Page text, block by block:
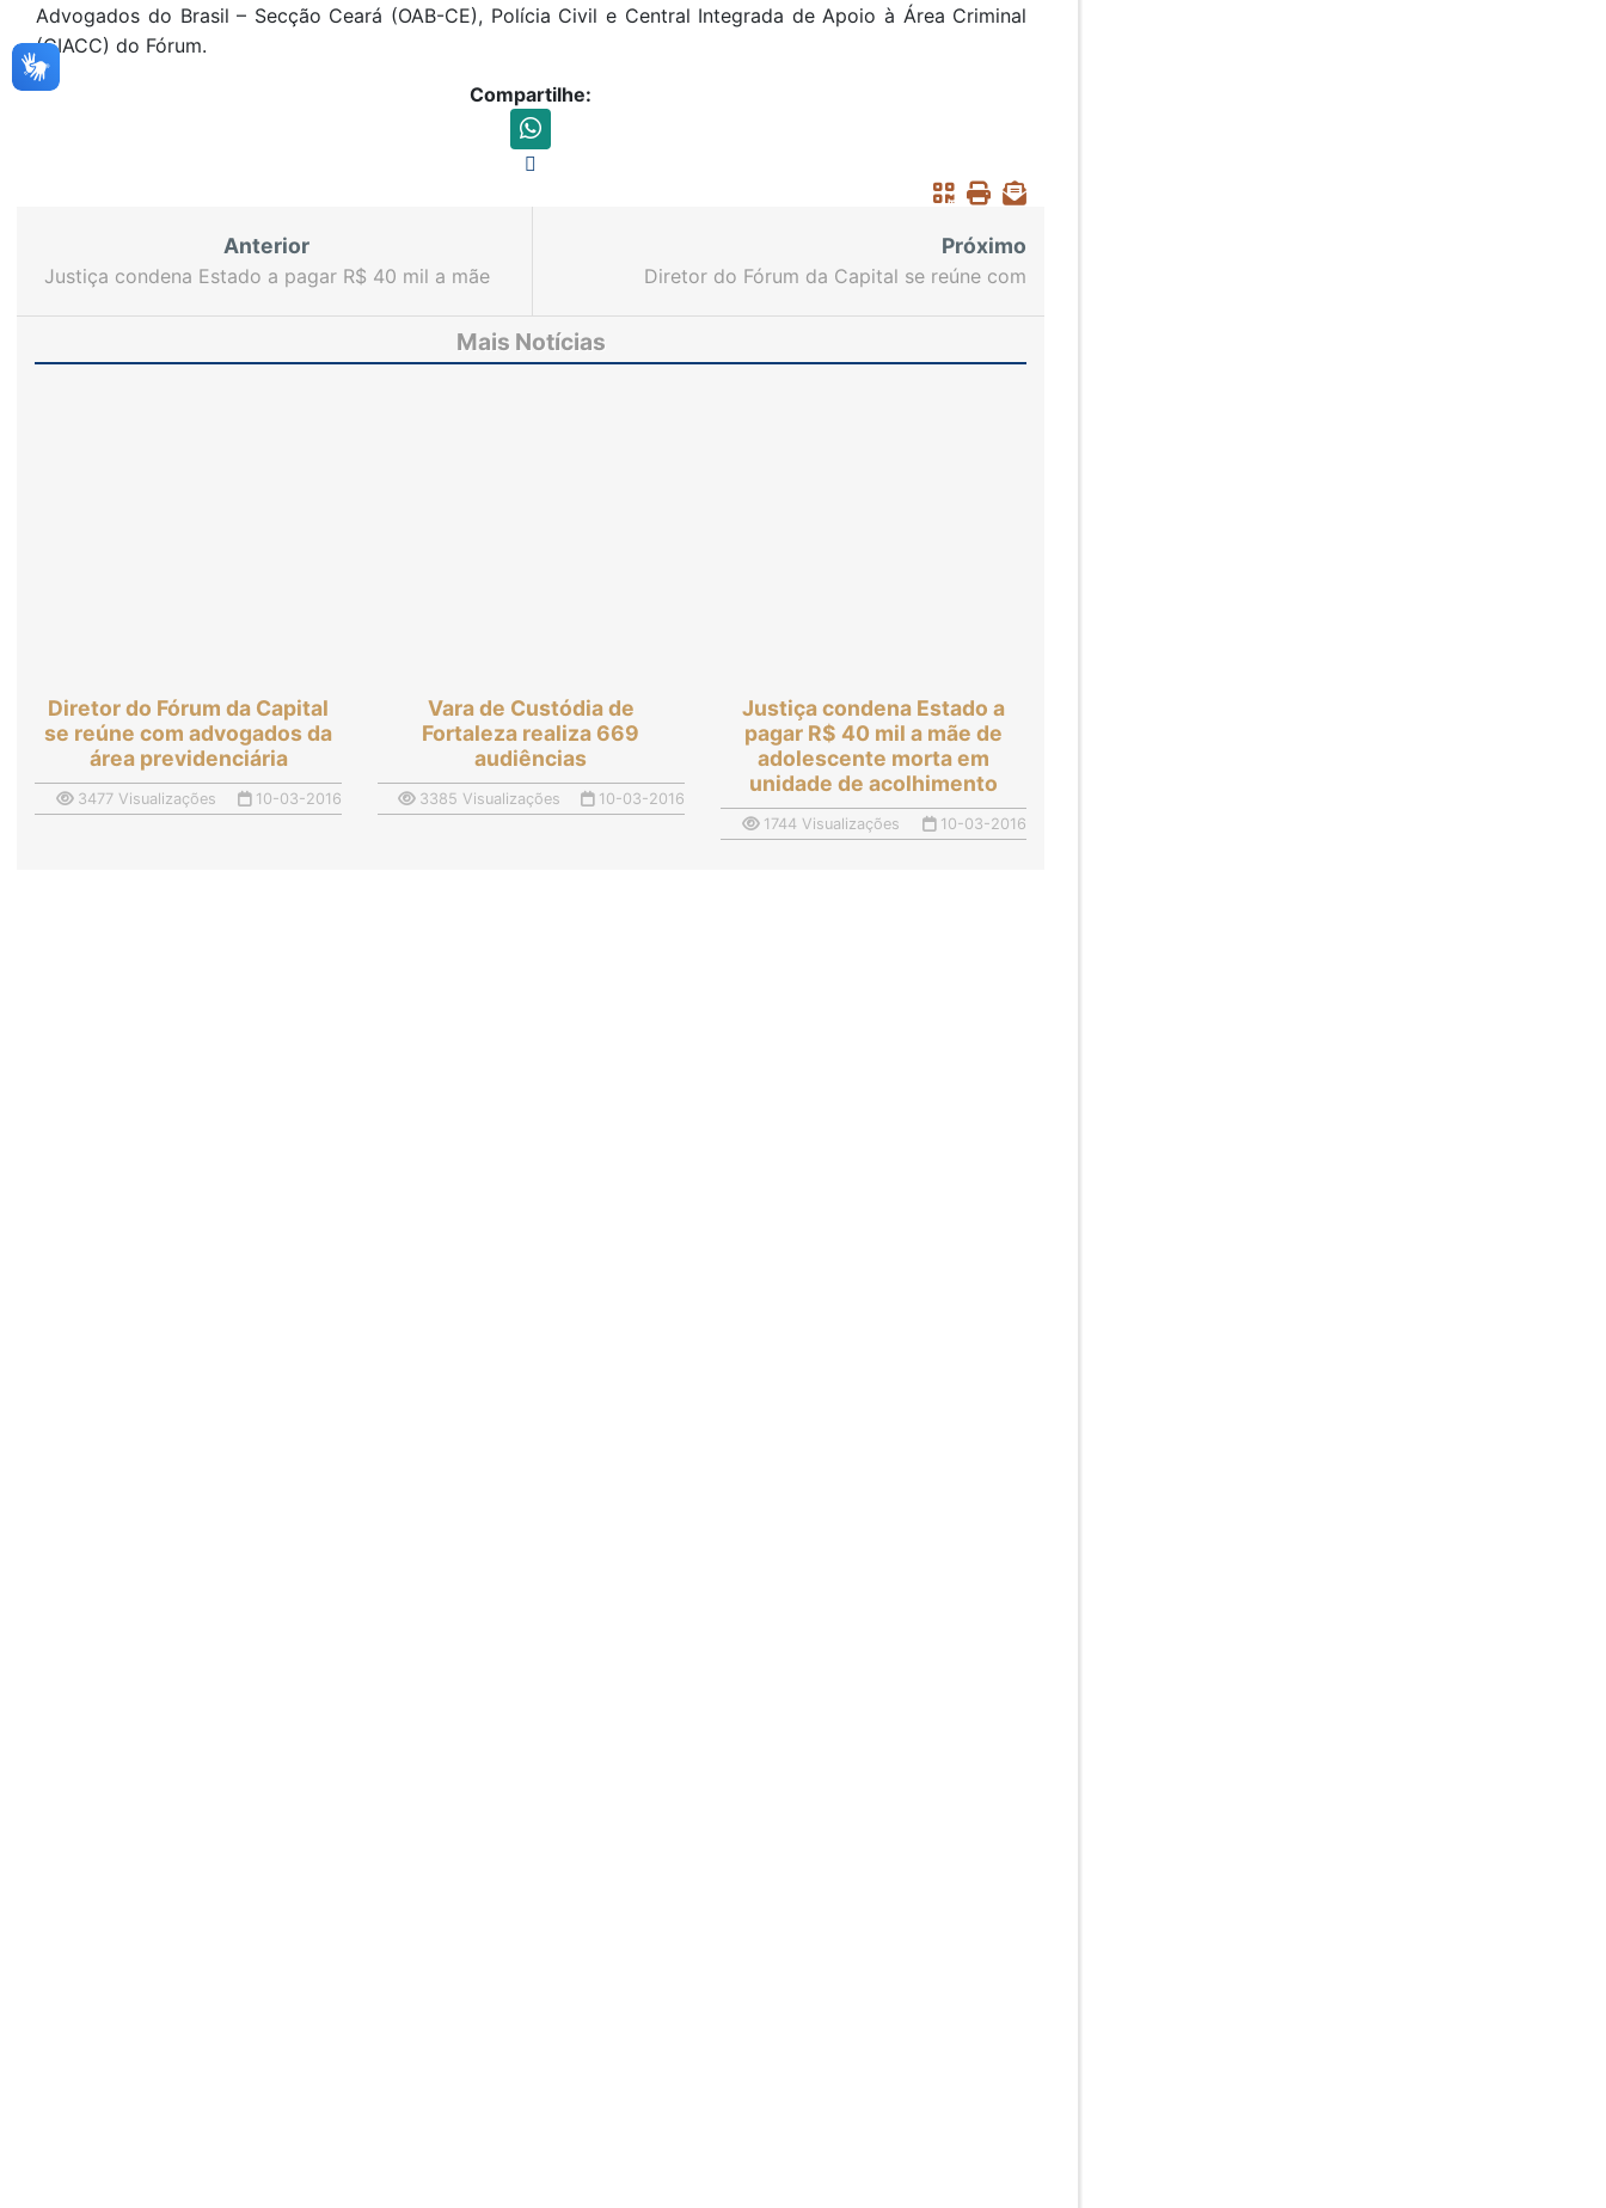
Advogados do Brasil – Secção Ceará (OAB-CE), Polícia Civil e Central Integrada de Apoio à Área Criminal
(CIACC) do Fórum.
Compartilhe:
Anterior
Justiça condena Estado a pagar R$ 40 mil a mãe
Próximo
Diretor do Fórum da Capital se reúne com
Mais Notícias
Diretor do Fórum da Capital
se reúne com advogados da
área previdenciária
3477 Visualizações 10-03-2016
Vara de Custódia de
Fortaleza realiza 669
audiências
3385 Visualizações 10-03-2016
Justiça condena Estado a
pagar R$ 40 mil a mãe de
adolescente morta em
unidade de acolhimento
1744 Visualizações 10-03-2016